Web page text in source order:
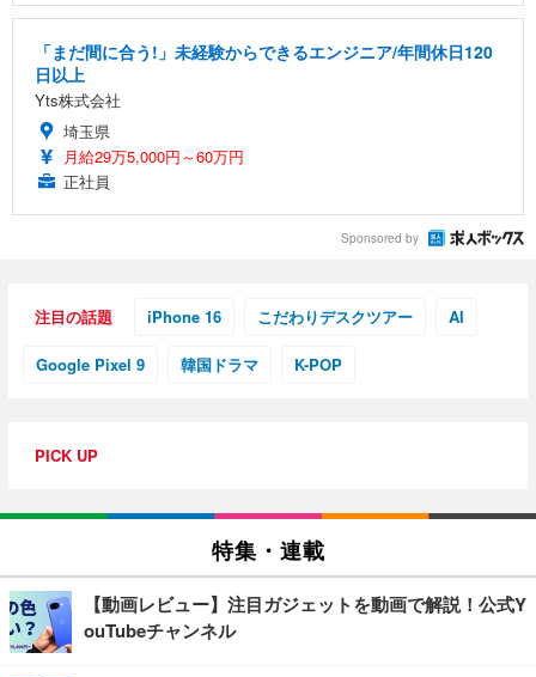
「まだ間に合う!」未経験からできるエンジニア/年間休日120
日以上
Yts株式会社
埼玉県
月給29万5,000円～60万円
正社員
Sponsored by
注目の話題 iPhone 16 こだわりデスクツアー AI
Google Pixel 9 韓国ドラマ K-POP
PICK UP
特集・連載
【動画レビュー】注目ガジェットを動画で解説！公式Y
ouTubeチャンネル